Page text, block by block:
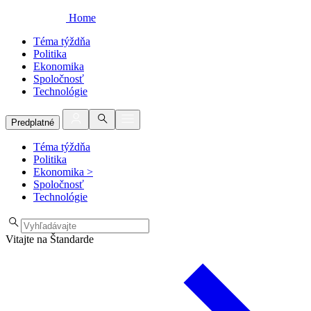
Home
Téma týždňa
Politika
Ekonomika
Spoločnosť
Technológie
Predplatné
Téma týždňa
Politika
Ekonomika >
Spoločnosť
Technológie
Vitajte na Štandarde